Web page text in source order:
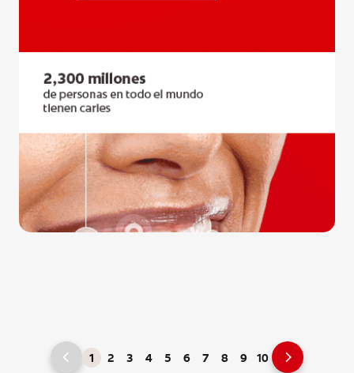
1 2 3 4 5 6 7 8 9 10